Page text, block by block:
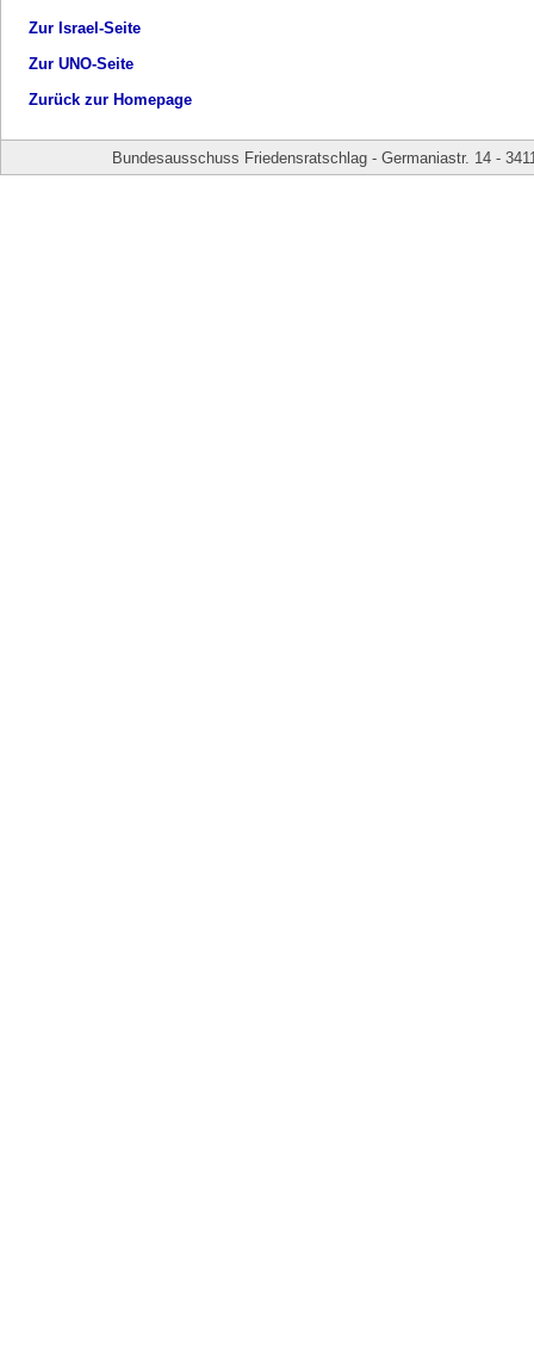
Zur Israel-Seite
Zur UNO-Seite
Zurück zur Homepage
Bundesausschuss Friedensratschlag - Germaniastr. 14 -